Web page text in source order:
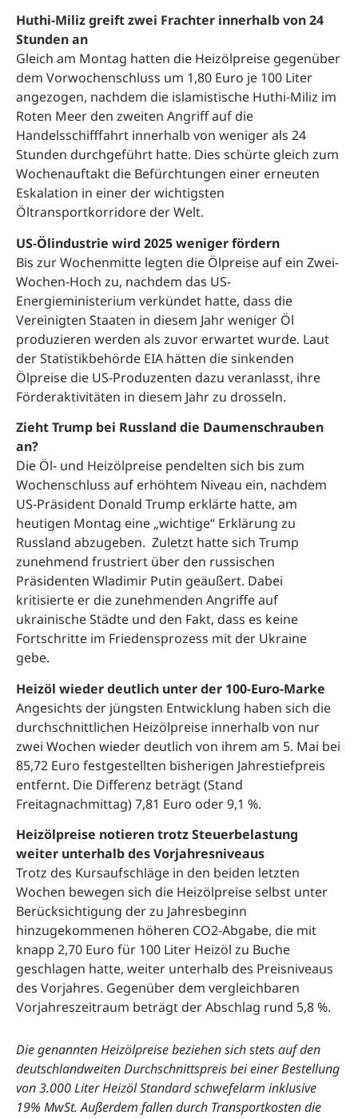
Huthi-Miliz greift zwei Frachter innerhalb von 24
Stunden an
Gleich am Montag hatten die Heizölpreise gegenüber
dem Vorwochenschluss um 1,80 Euro je 100 Liter
angezogen, nachdem die islamistische Huthi-Miliz im
Roten Meer den zweiten Angriff auf die
Handelsschifffahrt innerhalb von weniger als 24
Stunden durchgeführt hatte. Dies schürte gleich zum
Wochenauftakt die Befürchtungen einer erneuten
Eskalation in einer der wichtigsten
Öltransportkorridore der Welt.
US-Ölindustrie wird 2025 weniger fördern
Bis zur Wochenmitte legten die Ölpreise auf ein Zwei-
Wochen-Hoch zu, nachdem das US-
Energieministerium verkündet hatte, dass die
Vereinigten Staaten in diesem Jahr weniger Öl
produzieren werden als zuvor erwartet wurde. Laut
der Statistikbehörde EIA hätten die sinkenden
Ölpreise die US-Produzenten dazu veranlasst, ihre
Förderaktivitäten in diesem Jahr zu drosseln.
Zieht Trump bei Russland die Daumenschrauben
an?
Die Öl- und Heizölpreise pendelten sich bis zum
Wochenschluss auf erhöhtem Niveau ein, nachdem
US-Präsident Donald Trump erklärte hatte, am
heutigen Montag eine „wichtige“ Erklärung zu
Russland abzugeben. Zuletzt hatte sich Trump
zunehmend frustriert über den russischen
Präsidenten Wladimir Putin geäußert. Dabei
kritisierte er die zunehmenden Angriffe auf
ukrainische Städte und den Fakt, dass es keine
Fortschritte im Friedensprozess mit der Ukraine
gebe.
Heizöl wieder deutlich unter der 100-Euro-Marke
Angesichts der jüngsten Entwicklung haben sich die
durchschnittlichen Heizölpreise innerhalb von nur
zwei Wochen wieder deutlich von ihrem am 5. Mai bei
85,72 Euro festgestellten bisherigen Jahrestiefpreis
entfernt. Die Differenz beträgt (Stand
Freitagnachmittag) 7,81 Euro oder 9,1 %.
Heizölpreise notieren trotz Steuerbelastung
weiter unterhalb des Vorjahresniveaus
Trotz des Kursaufschläge in den beiden letzten
Wochen bewegen sich die Heizölpreise selbst unter
Berücksichtigung der zu Jahresbeginn
hinzugekommenen höheren CO2-Abgabe, die mit
knapp 2,70 Euro für 100 Liter Heizöl zu Buche
geschlagen hatte, weiter unterhalb des Preisniveaus
des Vorjahres. Gegenüber dem vergleichbaren
Vorjahreszeitraum beträgt der Abschlag rund 5,8 %.
Die genannten Heizölpreise beziehen sich stets auf den
deutschlandweiten Durchschnittspreis bei einer Bestellung
von 3.000 Liter Heizöl Standard schwefelarm inklusive
19% MwSt. Außerdem fallen durch Transportkosten die